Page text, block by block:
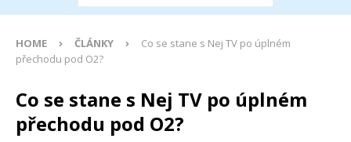
HOME ČLÁNKY
Co se stane s Nej TV po úplném
přechodu pod O2?
Co se stane s Nej TV po úplném
přechodu pod O2?